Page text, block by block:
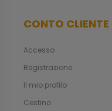
CONTO CLIENTE
Accesso
Registrazione
Il mio profilo
Cestino